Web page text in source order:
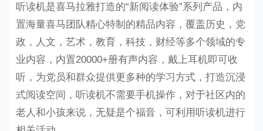
听读机是喜马拉雅打造的“新阅读体验”系列产品，内
置海量喜马团队精心特制的精品内容，覆盖历史，党
政，人文，艺术，教育，科技，财经等多个领域的专
业内容，内置20000+册有声内容， 戴上耳机即可收
听，为党员和群众提供更多种的学习方式， 打造沉浸
式阅读空间，听读机不需要手机操作，对于社区内的
老人和小孩来说，无疑是个福音，可利用听读机进行